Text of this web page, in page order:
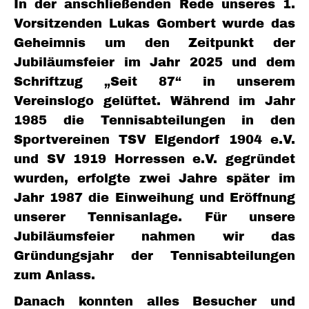
In der anschließenden Rede unseres 1.
Vorsitzenden Lukas Gombert wurde das
Geheimnis um den Zeitpunkt der
Jubiläumsfeier im Jahr 2025 und dem
Schriftzug „Seit 87“ in unserem
Vereinslogo gelüftet. Während im Jahr
1985 die Tennisabteilungen in den
Sportvereinen TSV Elgendorf 1904 e.V.
und SV 1919 Horressen e.V. gegründet
wurden, erfolgte zwei Jahre später im
Jahr 1987 die Einweihung und Eröffnung
unserer Tennisanlage. Für unsere
Jubiläumsfeier nahmen wir das
Gründungsjahr der Tennisabteilungen
zum Anlass.
Danach konnten alles Besucher und